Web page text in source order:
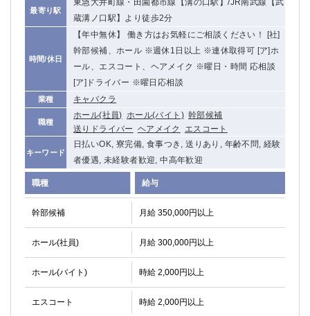
最寄り駅
東急大井町線・田園都市線【溝の口駅】/JR南武線【武
蔵溝ノ口駅】より徒歩2分
時間/休日
【年中無休】 働き方はお気軽にご相談ください！ [社]
幹部候補、ホール ※週休1日以上 ※連休取得可 [ア]ホ
ール、エスコート、ヘアメイク ※曜日・時間 応相談
[ア]ドライバー ※曜日応相談
業種 キャバクラ
職種
ホール(社員) ホール(バイト) 幹部候補
送りドライバー ヘアメイク エスコート
キーワード
日払いOK, 寮完備, 食事つき, 送りあり, 年齢不問, 経験
者優遇, 未経験者歓迎, 中高年歓迎
職種 給与
幹部候補 月給 350,000円以上
ホール(社員) 月給 300,000円以上
ホール(バイト) 時給 2,000円以上
エスコート 時給 2,000円以上